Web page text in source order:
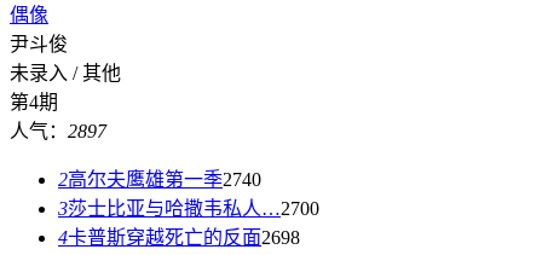
偶像
尹斗俊
未录入 / 其他
第4期
人气： 2897
2高尔夫鹰雄第一季2740
3莎士比亚与哈撒韦私人…2700
4卡普斯穿越死亡的反面2698